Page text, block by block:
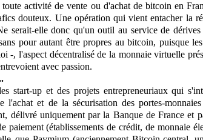
activité de vente ou d'achat de bitcoin en
douteux. Une opération qui vient entacher la
serait-elle donc qu'un outil au service de
pour autant être propres au bitcoin, puisque
-, l'aspect décentralisé de la monnaie virtuelle
avec passion.
start-up et des projets entrepreneuriaux qui
l'achat et de la sécurisation des portes-
délivré uniquement par la Banque de France et
paiement (établissements de crédit, de monnaie